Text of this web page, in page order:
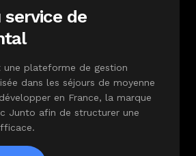
de
une plateforme de gestion
dans les séjours de moyenne
en France, la marque
Junto afin de structurer une